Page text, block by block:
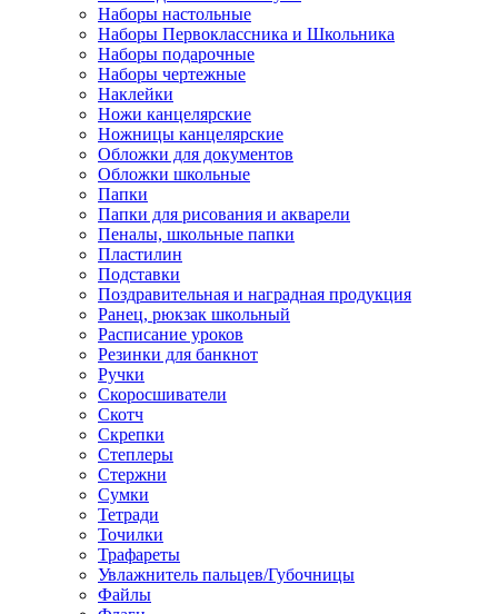
Наборы настольные
Наборы Первоклассника и Школьника
Наборы подарочные
Наборы чертежные
Наклейки
Ножи канцелярские
Ножницы канцелярские
Обложки для документов
Обложки школьные
Папки
Папки для рисования и акварели
Пеналы, школьные папки
Пластилин
Подставки
Поздравительная и наградная продукция
Ранец, рюкзак школьный
Расписание уроков
Резинки для банкнот
Ручки
Скоросшиватели
Скотч
Скрепки
Степлеры
Стержни
Сумки
Тетради
Точилки
Трафареты
Увлажнитель пальцев/Губочницы
Файлы